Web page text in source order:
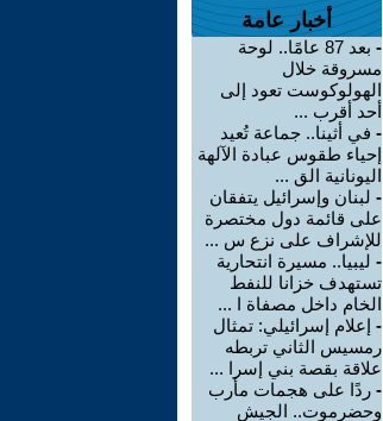
أخبار عامة
-
بعد 87 عامًا.. لوحة
مسروقة خلال
الهولوكوست تعود إلى
أحد أقرب ...
- في أثينا.. جماعة تُعيد
إحياء طقوس عبادة الآلهة
اليونانية الق ...
- لبنان وإسرائيل يتفقان
على قائمة دول مختصرة
للإشراف على نزع س ...
- ليبيا.. مسيرة انتحارية
تستهدف خزانا للنفط
الخام داخل مصفاة ا ...
- إعلام إسرائيلي: تمثال
رمسيس الثاني تربطه
علاقة بقصة بني إسرا ...
- ردًا على هجمات مأرب
وحضرموت.. الجيش